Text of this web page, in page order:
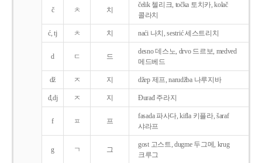
č ㅊ 치
čelik 첼리크, točka 토치카, kolač
콜라치
ć, tj ㅊ 치 naći 나치, sestrić 세스트리치
d ㄷ 드
desno 데스노, drvo 드르보, medved
메드베드
dž ㅈ 지 džep 제프, narudžba 나루지바
đ,dj ㅈ 지 Ðurađ 주라지
f ㅍ 프
fasada 파사다, kifla 키플라, šaraf
샤라프
g ㄱ 그
gost 고스트, dugme 두그메, krug
크루그